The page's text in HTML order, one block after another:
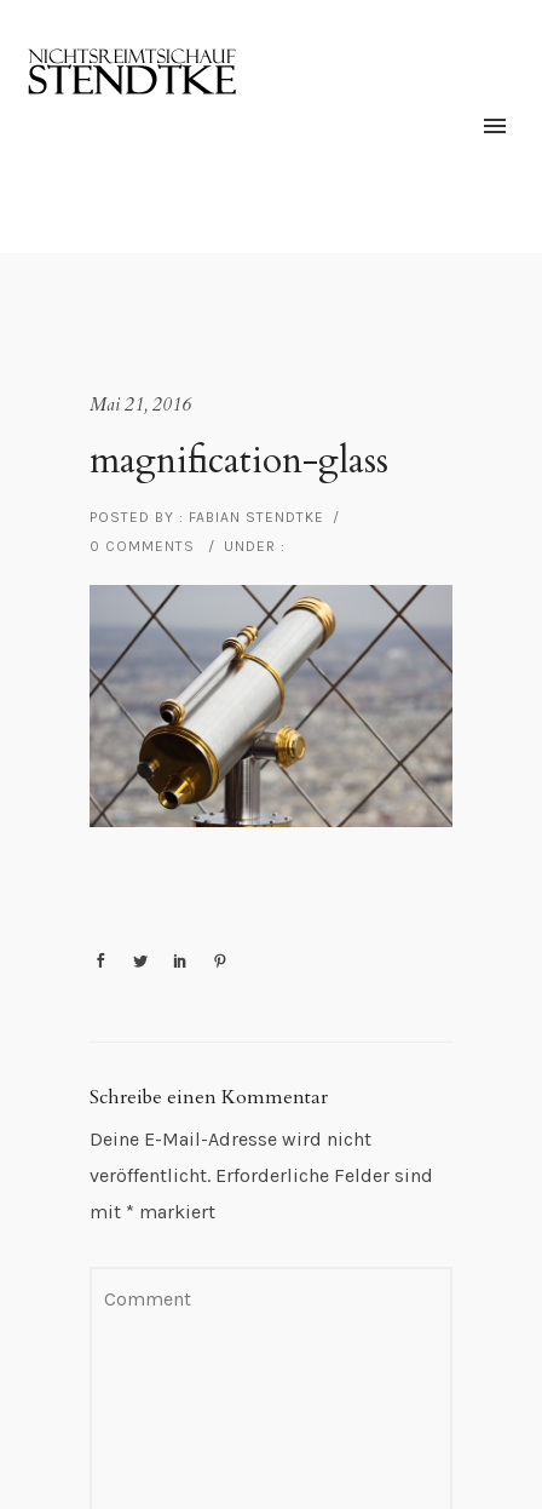
Mai 21, 2016
magnification-glass
POSTED BY : FABIAN STENDTKE
/
0 COMMENTS
/ UNDER :
Schreibe einen Kommentar
Deine E-Mail-Adresse wird nicht
veröffentlicht. Erforderliche Felder sind
mit * markiert